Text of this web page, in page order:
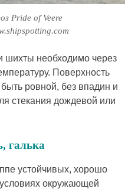
Pride of Veere
шихты необходимо через
Поверхность
ровной, без впадин и
стекания дождевой или
галька
устойчивых, хорошо
окружающей